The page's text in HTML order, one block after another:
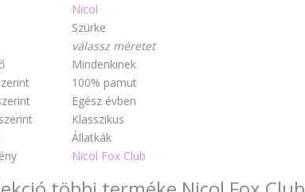
Nicol
Szürke
válassz méretet
Mindenkinek
100% pamut
Egész évben
Klasszikus
Állatkák
Nicol Fox Club